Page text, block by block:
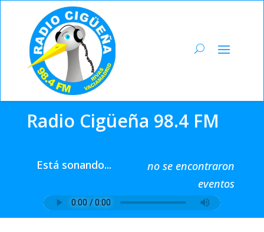
Radio Cigüeña 98.4 FM
Está sonando...
no se encontraron
eventos